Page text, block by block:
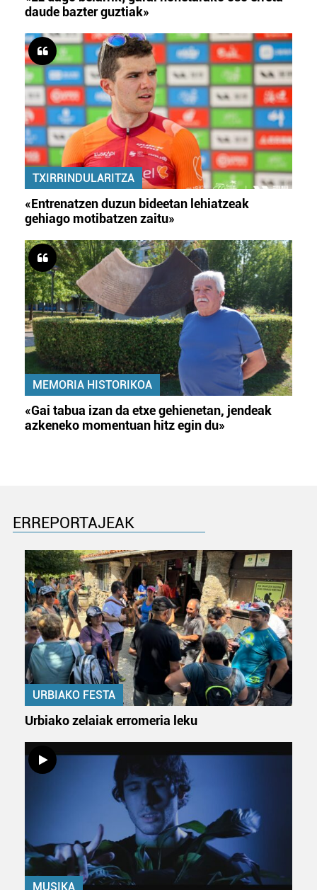
daude bazter guztiak»
TXIRRINDULARITZA
«Entrenatzen duzun bideetan lehiatzeak
gehiago motibatzen zaitu»
MEMORIA HISTORIKOA
«Gai tabua izan da etxe gehienetan, jendeak
azkeneko momentuan hitz egin du»
ERREPORTAJEAK
URBIAKO FESTA
Urbiako zelaiak erromeria leku
MUSIKA